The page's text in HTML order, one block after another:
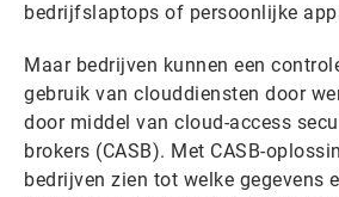
bedrijfslaptops of persoonlijke
Maar bedrijven kunnen een
gebruik van clouddiensten door
door middel van cloud-access
brokers (CASB). Met CASB-
bedrijven zien tot welke gegevens